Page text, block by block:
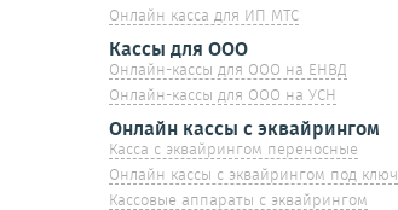
Онлайн касса для ИП МТС
Кассы для ООО
Онлайн-кассы для ООО на ЕНВД
Онлайн-кассы для ООО на УСН
Онлайн кассы с эквайрингом
Касса с эквайрингом переносные
Онлайн кассы с эквайрингом под ключ
Кассовые аппараты с эквайрингом